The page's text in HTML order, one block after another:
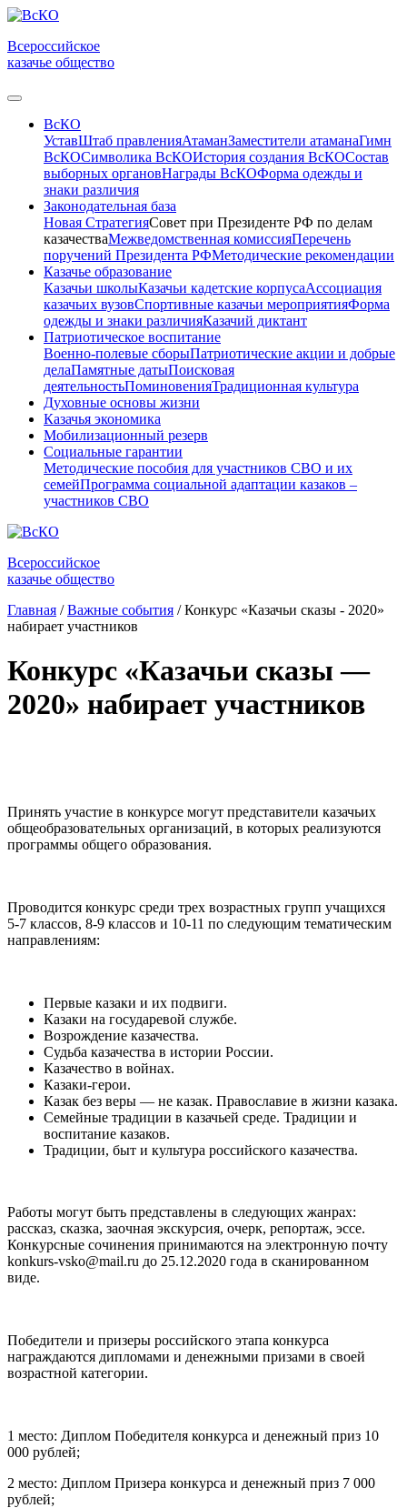
Всероссийское
казачье общество
ВсКО
УставШтаб правленияАтаманЗаместители атаманаГимн
ВсКОСимволика ВсКОИстория создания ВсКОСостав
выборных органовНаграды ВсКОФорма одежды и
знаки различия
Законодательная база
Новая СтратегияСовет при Президенте РФ по делам
казачестваМежведомственная комиссияПеречень
поручений Президента РФМетодические рекомендации
Казачье образование
Казачьи школыКазачьи кадетские корпусаАссоциация
казачьих вузовСпортивные казачьи мероприятияФорма
одежды и знаки различияКазачий диктант
Патриотическое воспитание
Военно-полевые сборыПатриотические акции и добрые
делаПамятные датыПоисковая
деятельностьПоминовенияТрадиционная культура
Духовные основы жизни
Казачья экономика
Мобилизационный резерв
Социальные гарантии
Методические пособия для участников СВО и их
семейПрограмма социальной адаптации казаков –
участников СВО
Всероссийское
казачье общество
Главная / Важные события / Конкурс «Казачьи сказы - 2020»
набирает участников
Конкурс «Казачьи сказы —
2020» набирает участников
Принять участие в конкурсе могут представители казачьих
общеобразовательных организаций, в которых реализуются
программы общего образования.
Проводится конкурс среди трех возрастных групп учащихся
5-7 классов, 8-9 классов и 10-11 по следующим тематическим
направлениям:
Первые казаки и их подвиги.
Казаки на государевой службе.
Возрождение казачества.
Судьба казачества в истории России.
Казачество в войнах.
Казаки-герои.
Казак без веры — не казак. Православие в жизни казака.
Семейные традиции в казачьей среде. Традиции и
воспитание казаков.
Традиции, быт и культура российского казачества.
Работы могут быть представлены в следующих жанрах:
рассказ, сказка, заочная экскурсия, очерк, репортаж, эссе.
Конкурсные сочинения принимаются на электронную почту
konkurs-vsko@mail.ru до 25.12.2020 года в сканированном
виде.
Победители и призеры российского этапа конкурса
награждаются дипломами и денежными призами в своей
возрастной категории.
1 место: Диплом Победителя конкурса и денежный приз 10
000 рублей;
2 место: Диплом Призера конкурса и денежный приз 7 000
рублей;